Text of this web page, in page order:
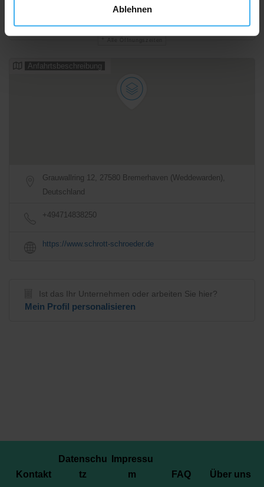
Ablehnen
Geschlossen
Anfahrtsbeschreibung
Grauwallring 12, 27580 Bremerhaven (Weddewarden),
Deutschland
+494714838250
https://www.schrott-schroeder.de
Ist das Ihr Unternehmen oder arbeiten Sie hier?
Mein Profil personalisieren
Kontakt
Datenschu
tz
Impressu
m
FAQ Über uns